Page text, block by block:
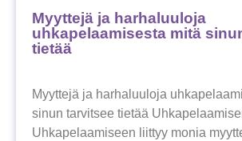
Myyttejä ja harhaluuloja
uhkapelaamisesta mitä
tietää
Myyttejä ja harhaluuloja
sinun tarvitsee tietää
Uhkapelaamiseen liittyy monia